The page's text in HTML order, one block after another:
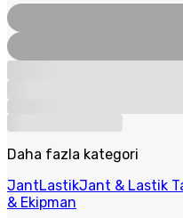
Daha fazla kategori
JantLastikJant & Lastik
& Ekipman